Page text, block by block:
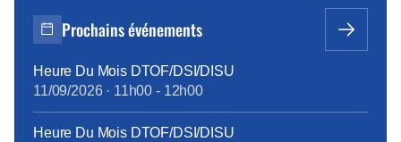
Prochains événements
Heure Du Mois DTOF/DSI/DISU
11/09/2026· 11h00 - 12h00
Heure Du Mois DTOF/DSI/DISU